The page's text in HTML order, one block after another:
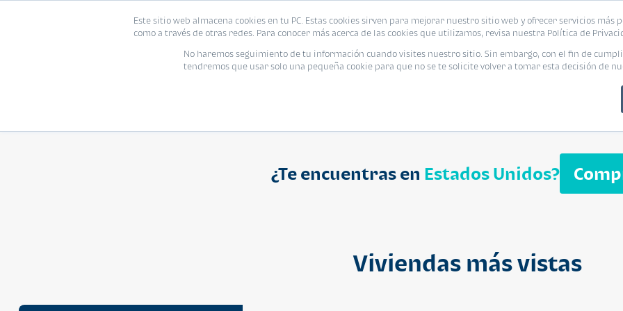
Este sitio web almacena cookies en tu PC. Estas cookies sirven para mejorar nuestro sitio web y ofrecer servicios más
como a través de otras redes. Para conocer más acerca de las cookies que utilizamos, revisa nuestra Política de
No haremos seguimiento de tu información cuando visites nuestro sitio. Sin embargo, con el fin de
tendremos que usar solo una pequeña cookie para que no se te solicite volver a tomar esta decisión de
Proyecto Modelo Inmobiliaria
¿Te encuentras en Estados Unidos?
Viviendas más vistasSegheria
Viviendas Eventos Promociones Blog